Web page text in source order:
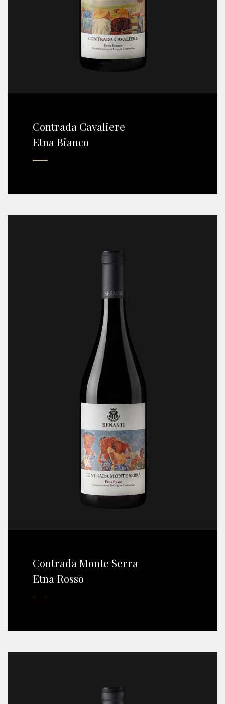
Contrada Cavaliere
Etna Bianco
Contrada Monte Serra
Etna Rosso